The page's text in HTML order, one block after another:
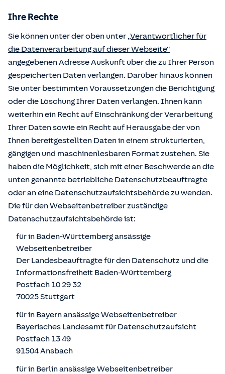
Ihre Rechte
Sie können unter der oben unter „Verantwortlicher für
die Datenverarbeitung auf dieser Webseite“
angegebenen Adresse Auskunft über die zu Ihrer Person
gespeicherten Daten verlangen. Darüber hinaus können
Sie unter bestimmten Voraussetzungen die Berichtigung
oder die Löschung Ihrer Daten verlangen. Ihnen kann
weiterhin ein Recht auf Einschränkung der Verarbeitung
Ihrer Daten sowie ein Recht auf Herausgabe der von
Ihnen bereitgestellten Daten in einem strukturierten,
gängigen und maschinenlesbaren Format zustehen. Sie
haben die Möglichkeit, sich mit einer Beschwerde an die
unten genannte betriebliche Datenschutzbeauftragte
oder an eine Datenschutzaufsichtsbehörde zu wenden.
Die für den Webseitenbetreiber zuständige
Datenschutzaufsichtsbehörde ist:
für in Baden-Württemberg ansässige
Webseitenbetreiber
Der Landesbeauftragte für den Datenschutz und die
Informationsfreiheit Baden-Württemberg
Postfach 10 29 32
70025 Stuttgart
für in Bayern ansässige Webseitenbetreiber
Bayerisches Landesamt für Datenschutzaufsicht
Postfach 13 49
91504 Ansbach
für in Berlin ansässige Webseitenbetreiber